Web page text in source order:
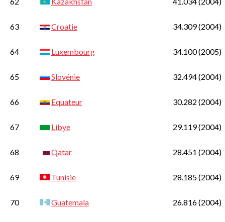
63 Croatie 34.309(2004)
64 Luxembourg 34.100(2005)
65 Slovénie 32.494(2004)
66 Equateur 30.282 (2004)
67 Libye 29.119(2004)
68 Qatar 28.451 (2004)
69 Tunisie 28.185(2004)
70 Guatemala 26.816(2004)